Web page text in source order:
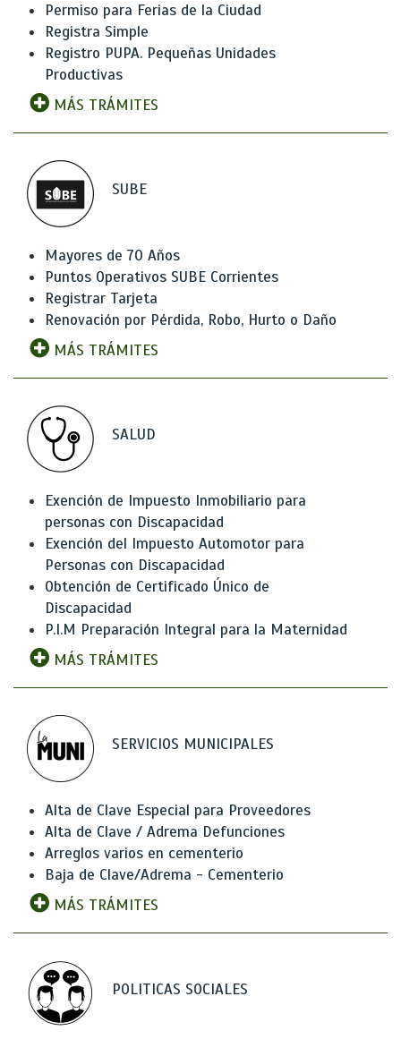
Permiso para Ferias de la Ciudad
Registra Simple
Registro PUPA. Pequeñas Unidades
Productivas
MÁS TRÁMITES
SUBE
Mayores de 70 Años
Puntos Operativos SUBE Corrientes
Registrar Tarjeta
Renovación por Pérdida, Robo, Hurto o Daño
MÁS TRÁMITES
SALUD
Exención de Impuesto Inmobiliario para
personas con Discapacidad
Exención del Impuesto Automotor para
Personas con Discapacidad
Obtención de Certificado Único de
Discapacidad
P.I.M Preparación Integral para la Maternidad
MÁS TRÁMITES
SERVICIOS MUNICIPALES
Alta de Clave Especial para Proveedores
Alta de Clave / Adrema Defunciones
Arreglos varios en cementerio
Baja de Clave/Adrema - Cementerio
MÁS TRÁMITES
POLITICAS SOCIALES